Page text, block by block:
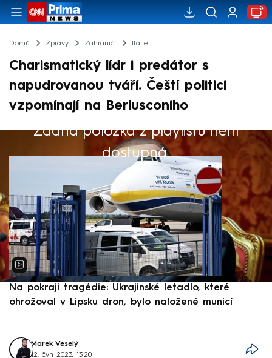
Domů Zprávy Zahraničí Itálie
Charismatický lídr i predátor s
napudrovanou tváří. Čeští politici
vzpomínají na Berlusconiho
Žádná položka z playlistu není
dostupná.
Výběr redakce
Na pokraji tragédie: Ukrajinské letadlo, které
ohrožoval v Lipsku dron, bylo naložené municí
Marek Veselý
12. čvn 2023, 13:20